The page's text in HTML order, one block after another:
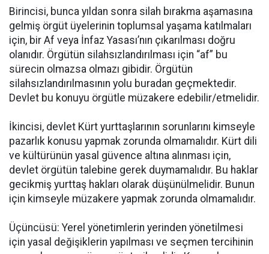
Birincisi, bunca yıldan sonra silah bırakma aşamasına
gelmiş örgüt üyelerinin toplumsal yaşama katılmaları
için, bir Af veya İnfaz Yasası’nın çıkarılması doğru
olanıdır. Örgütün silahsızlandırılması için “af” bu
sürecin olmazsa olmazı gibidir. Örgütün
silahsızlandırılmasının yolu buradan geçmektedir.
Devlet bu konuyu örgütle müzakere edebilir/etmelidir.
İkincisi, devlet Kürt yurttaşlarının sorunlarını kimseyle
pazarlık konusu yapmak zorunda olmamalıdır. Kürt dili
ve kültürünün yasal güvence altına alınması için,
devlet örgütün talebine gerek duymamalıdır. Bu haklar
gecikmiş yurttaş hakları olarak düşünülmelidir. Bunun
için kimseyle müzakere yapmak zorunda olmamalıdır.
Üçüncüsü: Yerel yönetimlerin yerinden yönetilmesi
için yasal değişiklerin yapılması ve seçmen tercihinin